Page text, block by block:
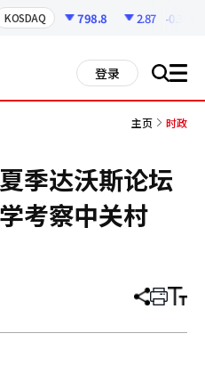
798.8 2.87 -0.36%
登录 搜 all
主页 时政
季达沃斯论坛
考察中关村
分
章
打 调
小